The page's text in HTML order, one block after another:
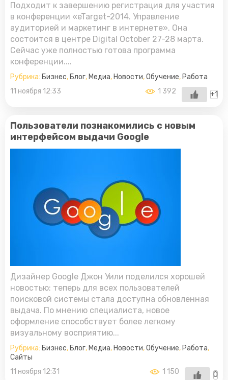
Подходит к завершению регистрация для участия
в конференции «eTarget-2014. Управление
аудиторией и маркетинг в интернете». Она
состоится в центре Digital October 27-28 марта.
Сейчас уже полностью готова программа
конференции....
Рубрика: Бизнес, Блог, Медиа, Новости,Обучение, Работа
11 ноября 12:33
+1
1 392
Пользователи познакомились с новым
интерфейсом выдачи Google
Дизайнер Google Джон Уили поделился хорошей
новостью: теперь для всех пользователей
поисковой системы стала доступна обновленная
выдача. По мнению специалиста, новое
оформление способствует более легкому
визуальному восприятию...
Рубрика: Бизнес, Блог, Медиа, Новости,Обучение, Работа,
Сайты
11 ноября 12:31
0
1 150